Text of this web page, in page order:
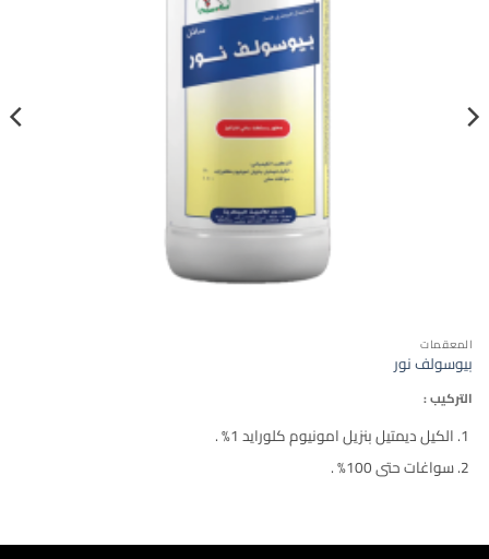
المعقمات
بيوسولف نور
التركيب :
الكيل ديمتيل بنزيل امونيوم كلورايد 1% .
سواغات حتى 100% .